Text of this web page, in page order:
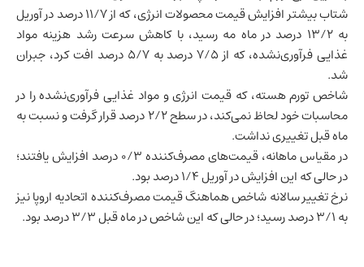
شتاب بیشتر افزایش قیمت محصولات انرژی، که از ۱۱/۷ درصد در آوریل
به ۱۳/۲ درصد در ماه مه رسید، با کاهش سرعت رشد هزینه مواد
غذایی فرآوری‌نشده، که از ۷/۵ درصد به ۵/۷ درصد افت کرد، جبران
شد.
شاخص تورم هسته، که قیمت انرژی و مواد غذایی فرآوری‌نشده را در
محاسبات خود لحاظ نمی‌کند، در سطح ۲/۲ درصد قرار گرفت و نسبت به
ماه قبل تغییری نداشت.
در مقیاس ماهانه، قیمت‌های مصرف‌کننده ۰/۳ درصد افزایش یافتند؛
در حالی که این افزایش در آوریل ۱/۴ درصد بود.
نرخ تغییر سالانه شاخص هماهنگ قیمت مصرف‌کننده اتحادیه اروپا نیز
به ۳/۱ درصد رسید؛ در حالی که این شاخص در ماه قبل ۳/۳ درصد بود.